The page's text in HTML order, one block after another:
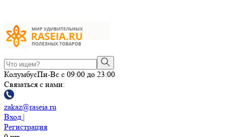
КолумбусПн-Вс с 09:00 до 23:00
Связаться с нами:
zakaz@raseia.ru
Вход |
Регистрация